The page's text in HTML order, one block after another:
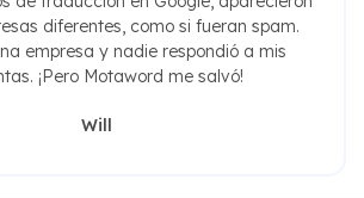
diferentes, como si fueran spam.
empresa y nadie respondió a mis
¡Pero Motaword me salvó!
Will